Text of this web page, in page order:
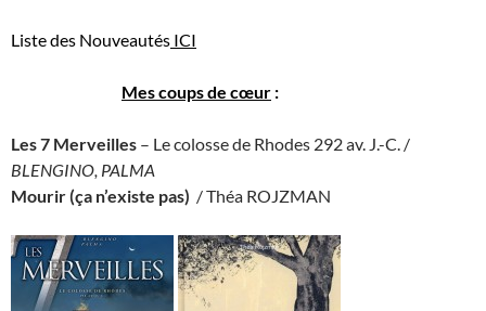
Liste des Nouveautés ICI
Mes coups de cœur :
Les 7 Merveilles – Le colosse de Rhodes 292 av. J.-C. /
BLENGINO, PALMA
Mourir (ça n’existe pas) / Théa ROJZMAN